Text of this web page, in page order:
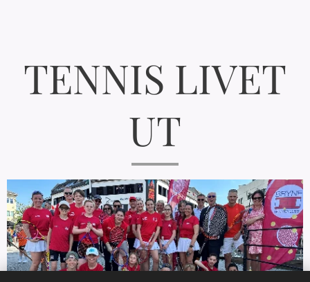
TENNIS LIVET
UT